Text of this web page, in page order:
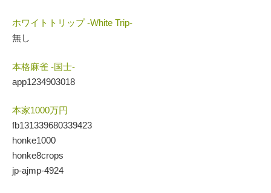
ホワイトトリップ -White Trip-
無し
本格麻雀 -国士-
app1234903018
本家1000万円
fb131339680339423
honke1000
honke8crops
jp-ajmp-4924